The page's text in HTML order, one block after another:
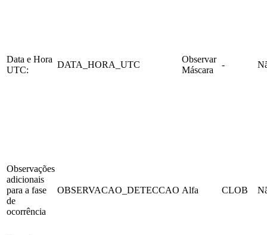
Data e Hora
UTC:
DATA_HORA_UTC
Observar
Máscara
-
Observações
adicionais
para a fase
de
ocorrência
OBSERVACAO_DETECCAO Alfa CLOB